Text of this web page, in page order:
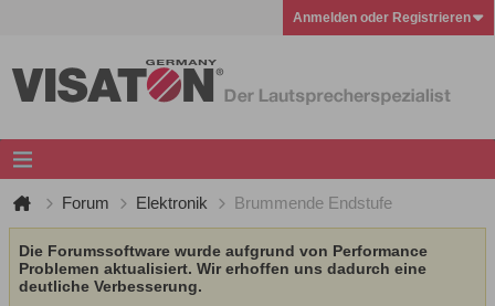
Anmelden oder Registrieren
Forum Elektronik Brummende Endstufe
Die Forumssoftware wurde aufgrund von Performance
Problemen aktualisiert. Wir erhoffen uns dadurch eine
deutliche Verbesserung.